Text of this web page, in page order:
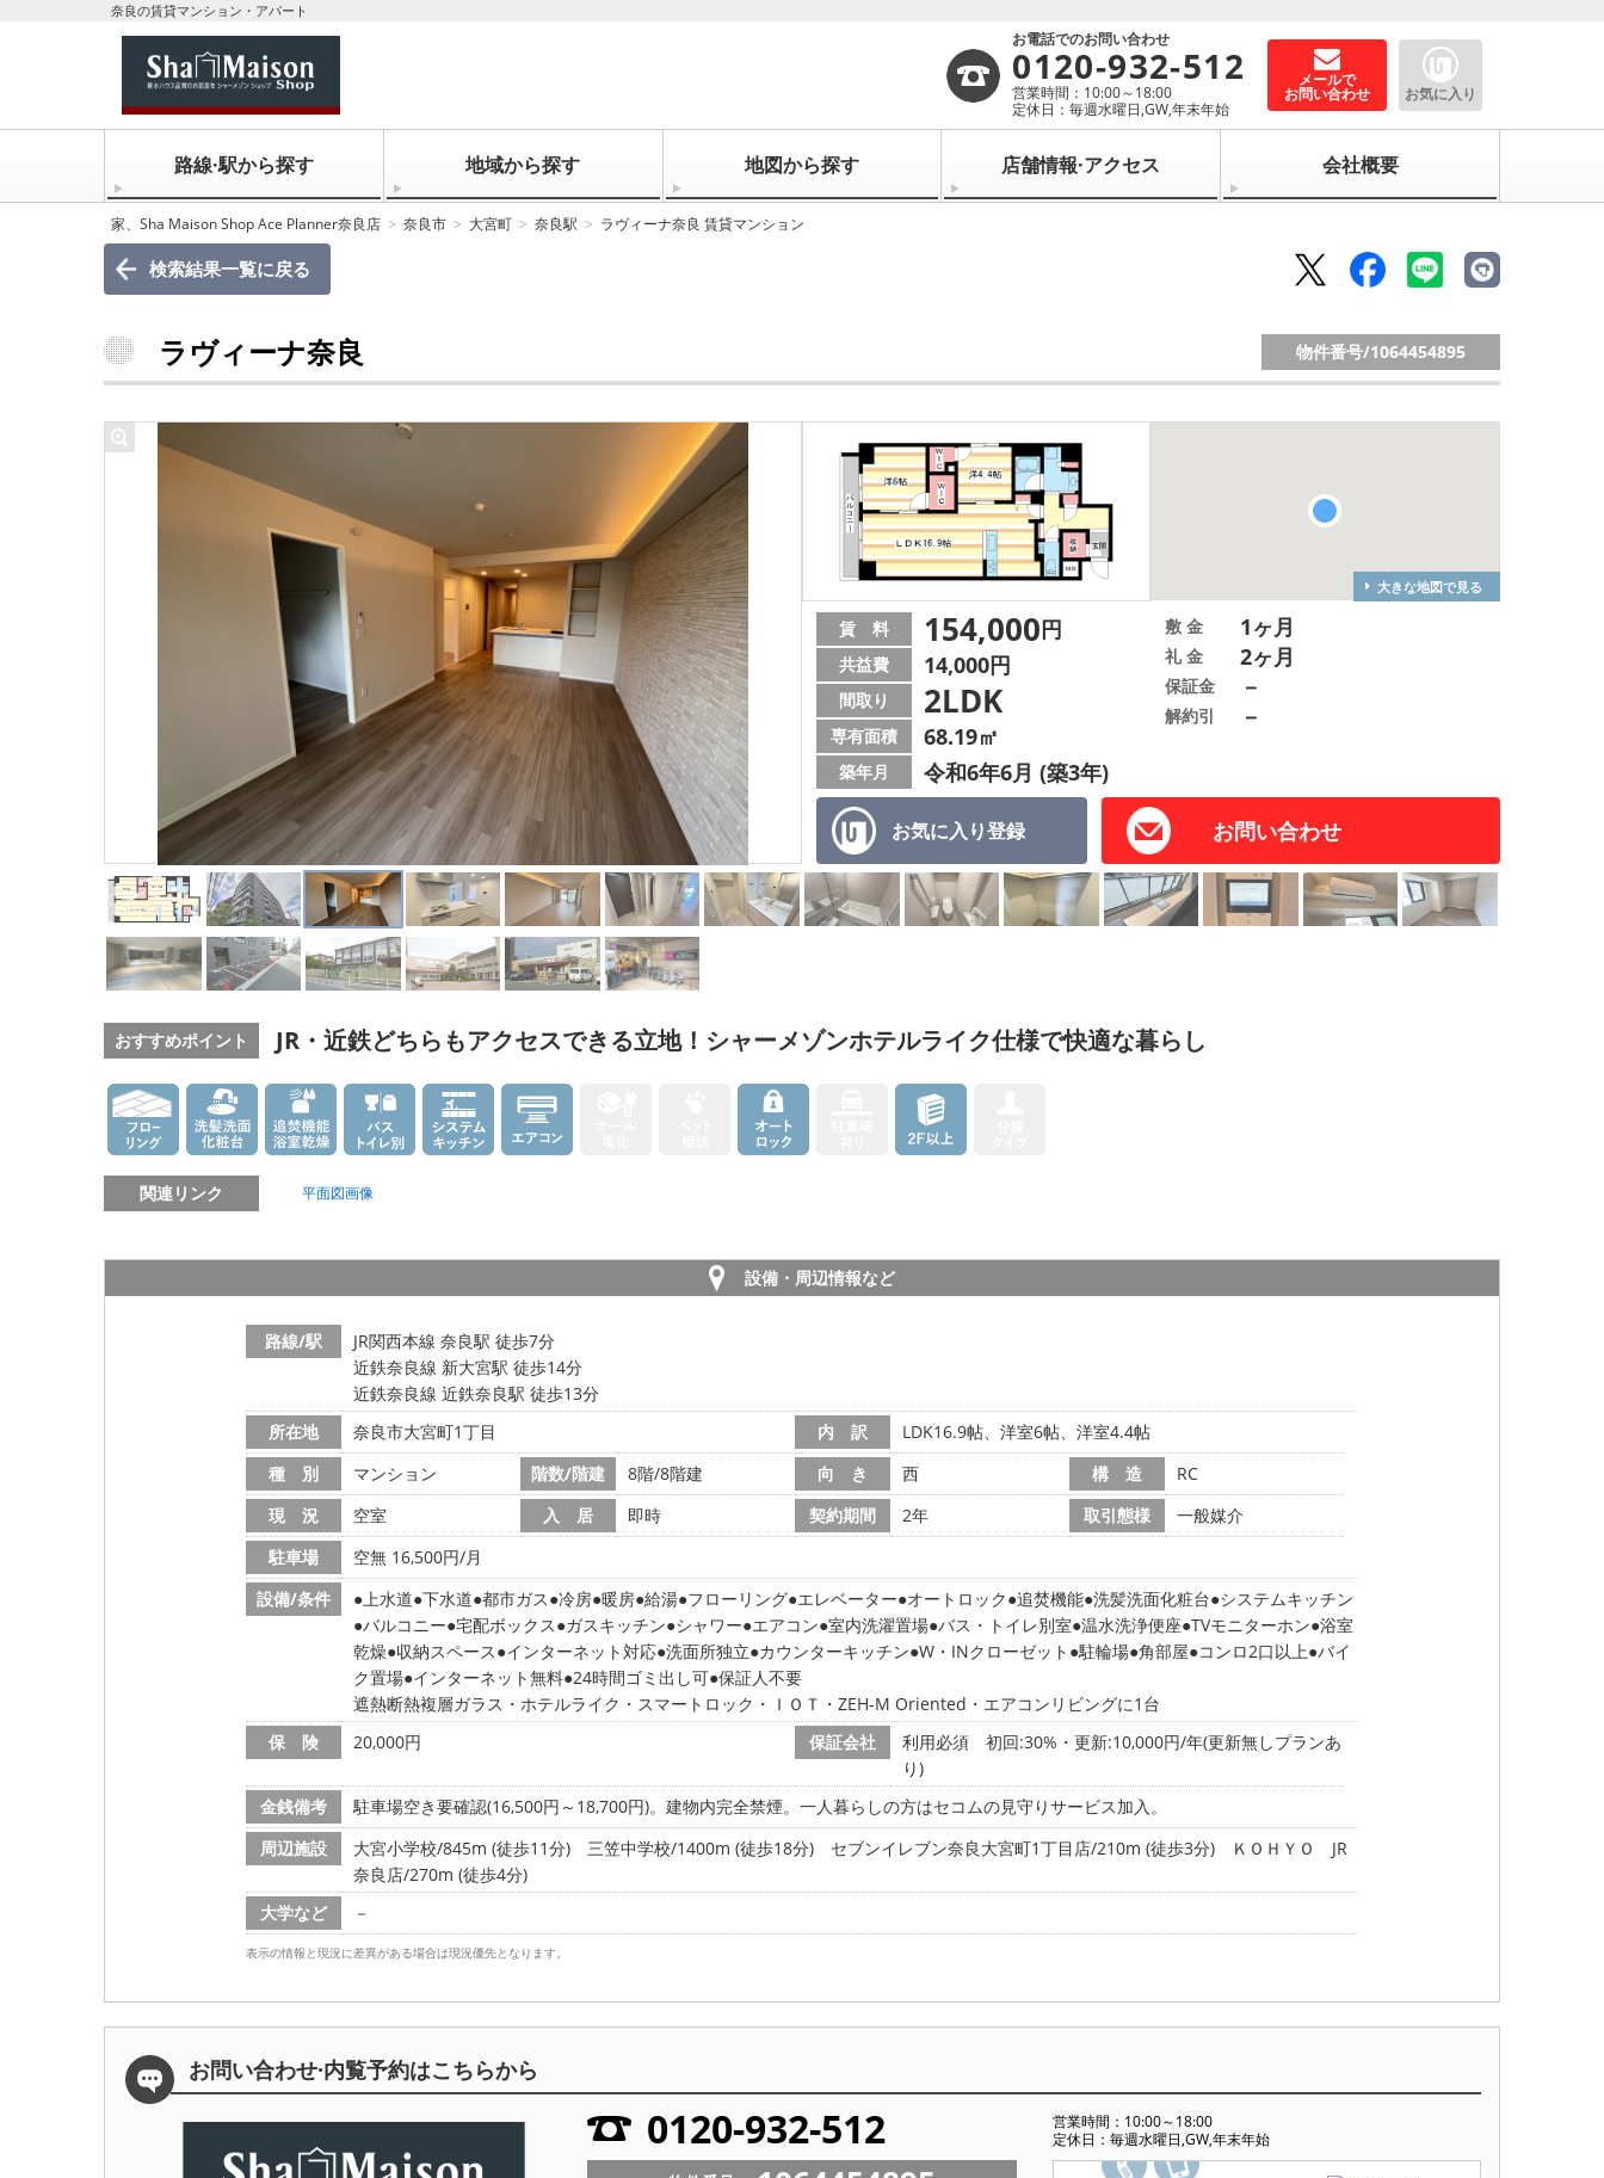
奈良の賃貸マンション・アパート
お電話でのお問い合わせ
0120-932-512
営業時間：10:00～18:00
定休日：毎週水曜日,GW,年末年始
メールで
お問い合わせ お気に入り
路線·駅から探す 地域から探す 地図から探す 店舗情報·アクセス 会社概要
家、Sha Maison Shop Ace Planner奈良店 奈良市 大宮町 奈良駅 ラヴィーナ奈良 賃貸マンション
検索結果一覧に戻る
ラヴィーナ奈良 物件番号/1064454895
大きな地図で見る
お気に入り登録 お問い合わせ
賃 料 154,000円
共益費 14,000円
間取り 2LDK
専有面積 68.19㎡
築年月 令和6年6月 (築3年)
敷 金 1ヶ月
礼 金 2ヶ月
保証金 －
解約引 －
おすすめポイント JR・近鉄どちらもアクセスできる立地！シャーメゾンホテルライク仕様で快適な暮らし
関連リンク 平面図画像
設備・周辺情報など
路線/駅
JR関西本線 奈良駅 徒歩7分
近鉄奈良線 新大宮駅 徒歩14分
近鉄奈良線 近鉄奈良駅 徒歩13分
所在地
奈良市大宮町1丁目 内 訳
LDK16.9帖、洋室6帖、洋室4.4帖
種 別
マンション 階数/階建 8階/8階建 向 き 西 構 造
RC
現 況
空室 入 居 即時 契約期間 2年 取引態様
一般媒介
駐車場
空無 16,500円/月
設備/条件
上水道 下水道 都市ガス 冷房 暖房 給湯 フローリング エレベーター オートロック 追焚機能 洗髪洗面化粧台 システムキッチン
バルコニー 宅配ボックス ガスキッチン シャワー エアコン 室内洗濯置場 バス・トイレ別室 温水洗浄便座 TVモニターホン 浴室
乾燥 収納スペース インターネット対応 洗面所独立 カウンターキッチン W・INクローゼット 駐輪場 角部屋 コンロ2口以上 バイ
ク置場 インターネット無料 24時間ゴミ出し可 保証人不要
遮熱断熱複層ガラス・ホテルライク・スマートロック・ＩＯＴ・ZEH-M Oriented・エアコンリビングに1台
保 険
20,000円 保証会社
利用必須 初回:30%・更新:10,000円/年(更新無しプランあ
り)
金銭備考
駐車場空き要確認(16,500円～18,700円)。建物内完全禁煙。一人暮らしの方はセコムの見守りサービス加入。
周辺施設
大宮小学校/845m (徒歩11分) 三笠中学校/1400m (徒歩18分) セブンイレブン奈良大宮町1丁目店/210m (徒歩3分)
ＫＯＨＹＯ JR
奈良店/270m (徒歩4分)
大学など
－
表示の情報と現況に差異がある場合は現況優先となります。
お問い合わせ·内覧予約はこちらから
0120-932-512
営業時間：10:00～18:00
定休日：毎週水曜日,GW,年末年始